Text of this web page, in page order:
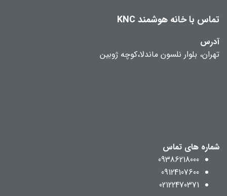
تماس با خانه هوشمند KNC
آدرس
تهران، بلوار نلسون ماندلا،کوچه ژوبین
شماره های تماس
09386218000
09124107600
02122470371